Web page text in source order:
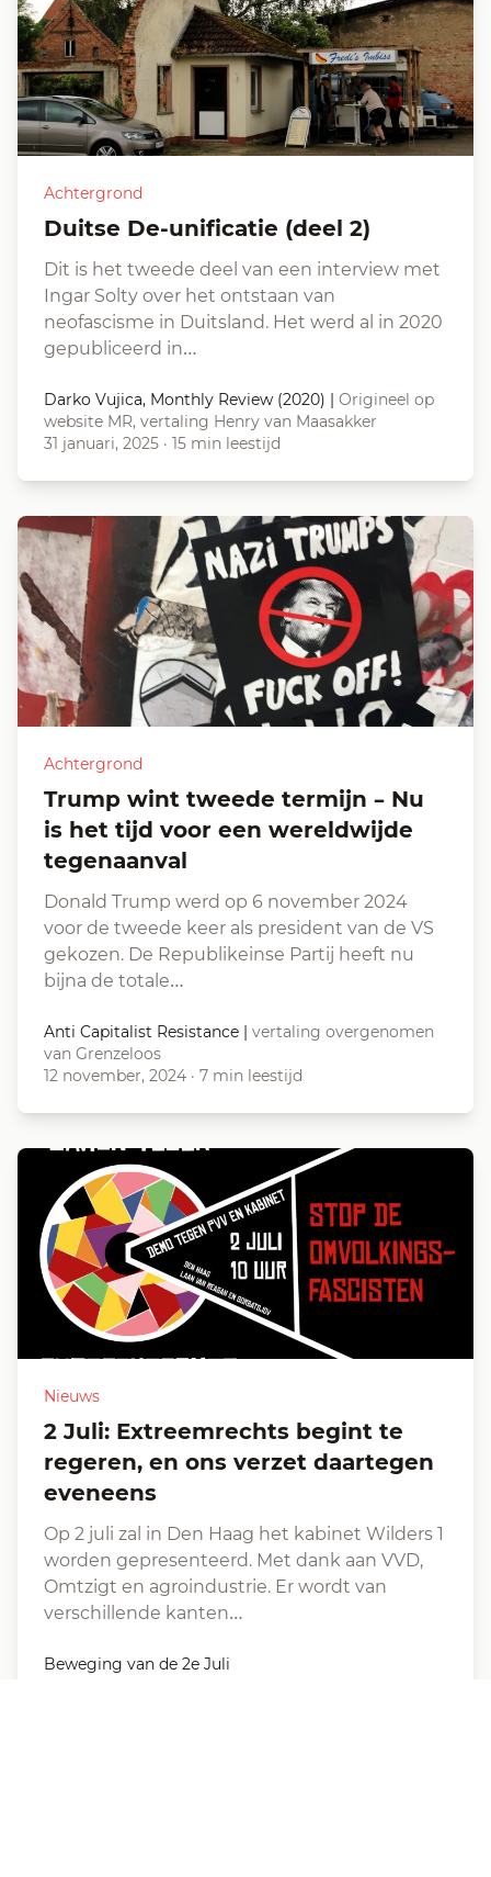
Achtergrond
Duitse De-unificatie (deel 2)
Dit is het tweede deel van een interview met
Ingar Solty over het ontstaan van
neofascisme in Duitsland. Het werd al in 2020
gepubliceerd in…
Darko Vujica, Monthly Review (2020) | Origineel op
website MR, vertaling Henry van Maasakker
31 januari, 2025 · 15 min leestijd
Achtergrond
Trump wint tweede termijn – Nu
is het tijd voor een wereldwijde
tegenaanval
Donald Trump werd op 6 november 2024
voor de tweede keer als president van de VS
gekozen. De Republikeinse Partij heeft nu
bijna de totale…
Anti Capitalist Resistance | vertaling overgenomen
van Grenzeloos
12 november, 2024 · 7 min leestijd
Nieuws
2 Juli: Extreemrechts begint te
regeren, en ons verzet daartegen
eveneens
Op 2 juli zal in Den Haag het kabinet Wilders 1
worden gepresenteerd. Met dank aan VVD,
Omtzigt en agroindustrie. Er wordt van
verschillende kanten…
Beweging van de 2e Juli